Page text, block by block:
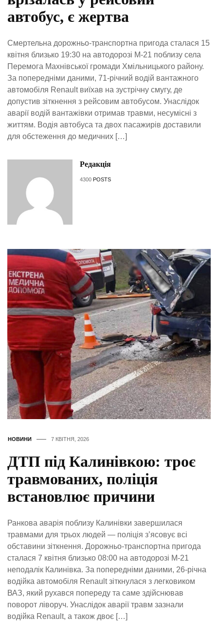
автобус, є жертва
Смертельна дорожньо-транспортна пригода сталася 15
квітня близько 19:30 на автодорозі М-21 поблизу села
Перемога Махнівської громади Хмільницького району.
За попередніми даними, 71-річний водій вантажного
автомобіля Renault виїхав на зустрічну смугу, де
допустив зіткнення з рейсовим автобусом. Унаслідок
аварії водій вантажівки отримав травми, несумісні з
життям. Водія автобуса та двох пасажирів доставили
для обстеження до медичних […]
Редакція
4300 POSTS
НОВИНИ 7 КВІТНЯ, 2026
ДТП під Калинівкою: троє
травмованих, поліція
встановлює причини
Ранкова аварія поблизу Калинівки завершилася
травмами для трьох людей — поліція з’ясовує всі
обставини зіткнення. Дорожньо-транспортна пригода
сталася 7 квітня близько 08:00 на автодорозі М-21
неподалік Калинівка. За попередніми даними, 26-річна
водійка автомобіля Renault зіткнулася з легковиком
ВАЗ, який рухався попереду та саме здійснював
поворот ліворуч. Унаслідок аварії травм зазнали
водійка Renault, а також двоє […]